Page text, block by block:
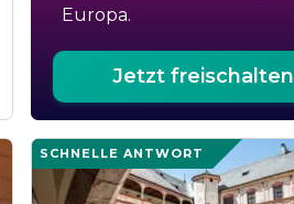
Europa.
Jetzt freischalten
SCHNELLE ANTWORT